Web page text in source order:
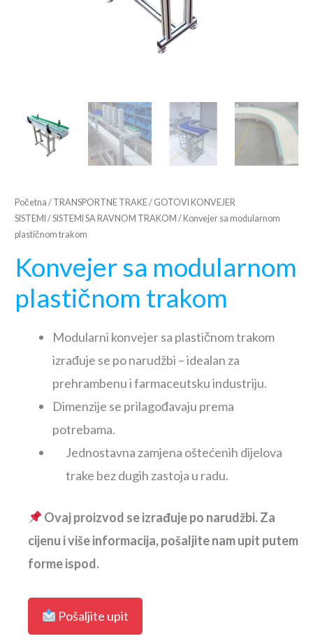
Početna / TRANSPORTNE TRAKE/ GOTOVI KONVEJER
SISTEMI /SISTEMI SA RAVNOM TRAKOM / Konvejer sa modularnom
plastičnom trakom
Konvejer sa modularnom
plastičnom trakom
Modularni konvejer sa plastičnom trakom
izrađuje se po narudžbi – idealan za
prehrambenu i farmaceutsku industriju.
Dimenzije se prilagođavaju prema
potrebama.
Jednostavna zamjena oštećenih dijelova
trake bez dugih zastoja u radu.
Ovaj proizvod se izrađuje po narudžbi. Za
cijenu i više informacija, pošaljite nam upit putem
forme ispod.
Pošaljite upit